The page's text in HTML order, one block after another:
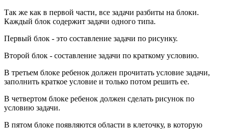
Так же как в первой части, все задачи разбиты на блоки.
Каждый блок содержит задачи одного типа.
Первый блок - это составление задачи по рисунку.
Второй блок - составление задачи по краткому условию.
В третьем блоке ребенок должен прочитать условие задачи,
заполнить краткое условие и только потом решить ее.
В четвертом блоке ребенок должен сделать рисунок по
условию задачи.
В пятом блоке появляются области в клеточку, в которую